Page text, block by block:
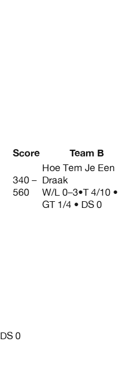
Score Team B
340 –
560
Hoe Tem Je Een
Draak
W/L 0–3•T 4/10 •
GT 1/4 • DS 0
DS 0